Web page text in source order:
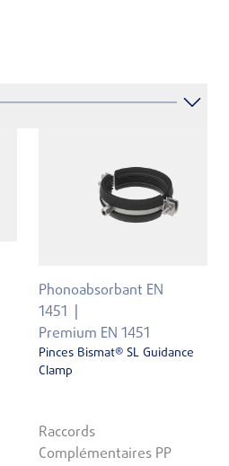
Phonoabsorbant EN
1451
Premium EN 1451
Pinces Bismat® SL Guidance
Clamp
Raccords
Complémentaires PP